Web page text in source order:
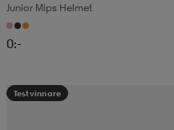
Junior Mips Helmet
0:-
Testvinnare